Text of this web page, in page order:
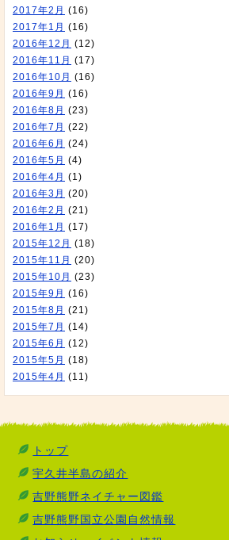
2017年2月 (16)
2017年1月 (16)
2016年12月 (12)
2016年11月 (17)
2016年10月 (16)
2016年9月 (16)
2016年8月 (23)
2016年7月 (22)
2016年6月 (24)
2016年5月 (4)
2016年4月 (1)
2016年3月 (20)
2016年2月 (21)
2016年1月 (17)
2015年12月 (18)
2015年11月 (20)
2015年10月 (23)
2015年9月 (16)
2015年8月 (21)
2015年7月 (14)
2015年6月 (12)
2015年5月 (18)
2015年4月 (11)
トップ
宇久井半島の紹介
吉野熊野ネイチャー図鑑
吉野熊野国立公園自然情報